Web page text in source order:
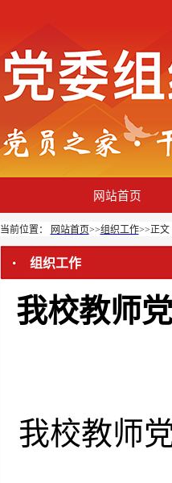
网站首页
当前位置： 网站首页>>组织工作>>正文
组织工作
我校教师
我校教师